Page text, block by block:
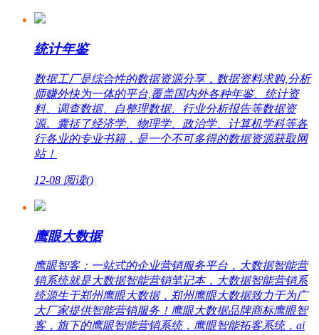
统计年鉴
数据工厂是综合性的数据资源分享，数据资料求购,分析
师赚外快为一体的平台,覆盖国内外各种年鉴、统计资
料、调查数据、自整理数据、行业分析报告等数据资
源。囊括了经济学、物理学、政治学、计算机学科等各
行各业的专业书籍，是一个不可多得的数据资源获取网
站！
12-08 阅读()
鹰眼大数据
鹰眼智客：一站式的企业营销服务平台，大数据智能营
销系统就是大数据智能营销笔记本，大数据智能营销系
统源生于郑州鹰眼大数据，郑州鹰眼大数据致力于为广
大厂家提供智能营销服务！鹰眼大数据品牌商标鹰眼智
客，旗下的鹰眼智能营销系统，鹰眼智能拓客系统，ai